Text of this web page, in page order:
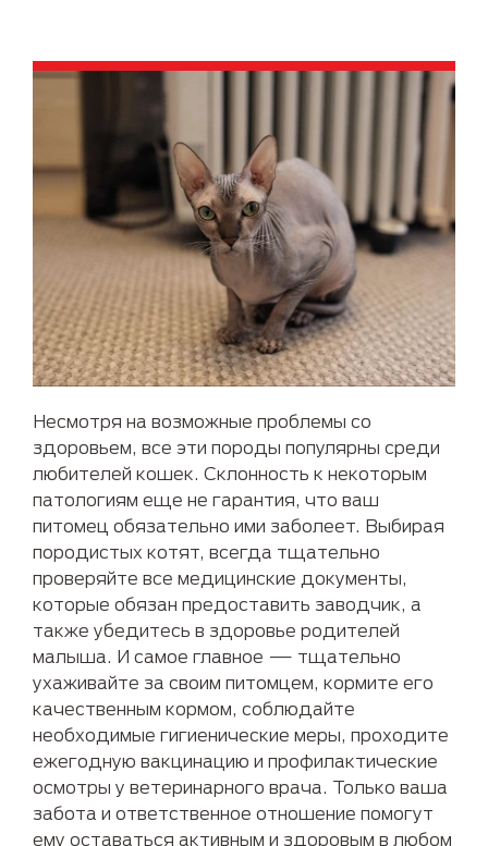
Несмотря на возможные проблемы со
здоровьем, все эти породы популярны среди
любителей кошек. Склонность к некоторым
патологиям еще не гарантия, что ваш
питомец обязательно ими заболеет. Выбирая
породистых котят, всегда тщательно
проверяйте все медицинские документы,
которые обязан предоставить заводчик, а
также убедитесь в здоровье родителей
малыша. И самое главное — тщательно
ухаживайте за своим питомцем, кормите его
качественным кормом, соблюдайте
необходимые гигиенические меры, проходите
ежегодную вакцинацию и профилактические
осмотры у ветеринарного врача. Только ваша
забота и ответственное отношение помогут
ему оставаться активным и здоровым в любом